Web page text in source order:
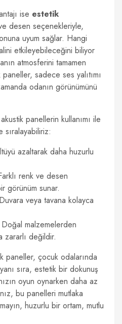
ise estetik
desen seçenekleriyle,
uyum sağlar. Hangi
etkileyebileceğini biliyor
atmosferini tamamen
sadece ses yalıtımı
odanın görünümünü
panellerin kullanımı ile
sıralayabiliriz:
azaltarak daha huzurlu
renk ve desen
görünüm sunar.
Duvara veya tavana kolayca
Doğal malzemelerden
zararlı değildir.
paneller, çocuk odalarında
sıra, estetik bir dokunuş
oyun oynarken daha az
bu panelleri mutlaka
huzurlu bir ortam, mutlu